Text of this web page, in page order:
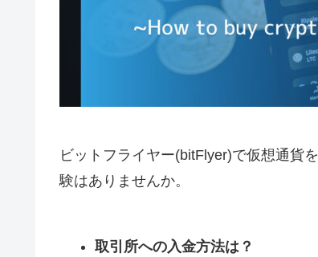
ビットフライヤー(bitFlyer)で仮想通貨
験はありませんか。
取引所への入金方法は？